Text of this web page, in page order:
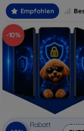
digitales Erlebnis.
Empfohlen
-10%
Rabatt